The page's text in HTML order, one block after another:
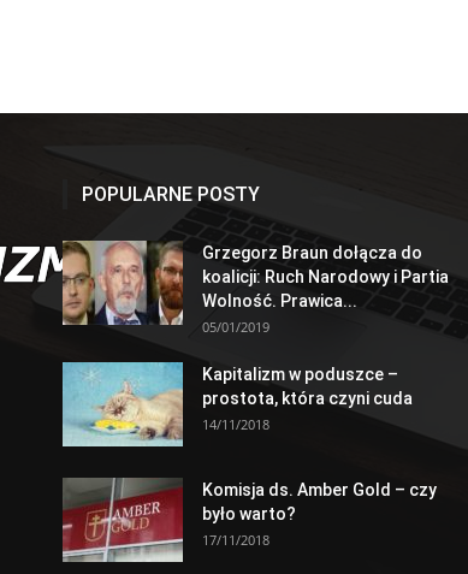
POPULARNE POSTY
Grzegorz Braun dołącza do
koalicji: Ruch Narodowy i Partia
Wolność. Prawica...
05/01/2019
Kapitalizm w poduszce –
prostota, która czyni cuda
14/11/2018
Komisja ds. Amber Gold – czy
było warto?
17/11/2018